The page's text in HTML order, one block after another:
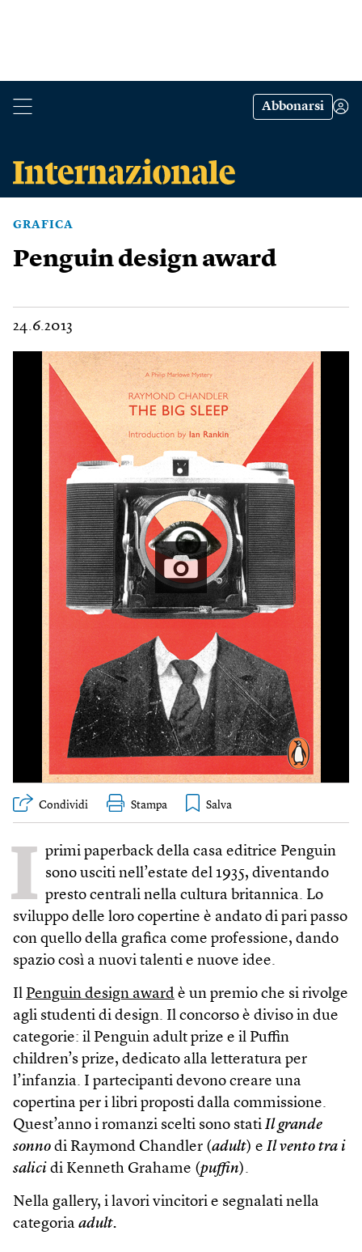
Abbonarsi
GRAFICA
Penguin design award
24.6.2013
Condividi Stampa
I primi paperback della casa editrice Penguin
sono usciti nell’estate del 1935, diventando
presto centrali nella cultura britannica. Lo
sviluppo delle loro copertine è andato di pari passo
con quello della grafica come professione, dando
spazio così a nuovi talenti e nuove idee.
Il Penguin design award è un premio che si rivolge
agli studenti di design. Il concorso è diviso in due
categorie: il Penguin adult prize e il Puffin
children’s prize, dedicato alla letteratura per
l’infanzia. I partecipanti devono creare una
copertina per i libri proposti dalla commissione.
Quest’anno i romanzi scelti sono stati Il grande
sonno di Raymond Chandler (adult) e Il vento tra i
salici di Kenneth Grahame (puffin).
Nella gallery, i lavori vincitori e segnalati nella
categoria adult.